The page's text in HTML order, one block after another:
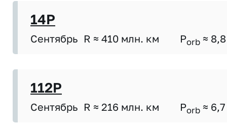
14P
Сентябрь R ≈ 410 млн. км Porb ≈ 8,8
112P
Сентябрь R ≈ 216 млн. км Porb ≈ 6,7